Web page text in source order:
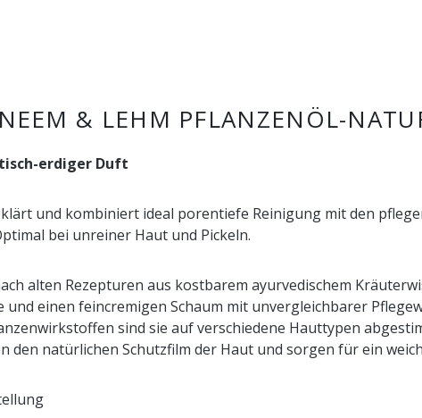
& LEHM PFLANZENÖL-
erdiger Duft
und kombiniert ideal porentiefe Reinigung mit den
bei unreiner Haut und Pickeln.
alten Rezepturen aus kostbarem ayurvedischem
einen feincremigen Schaum mit unvergleichbarer
sind sie auf verschiedene Hauttypen
den natürlichen Schutzfilm der Haut und sorgen für ein